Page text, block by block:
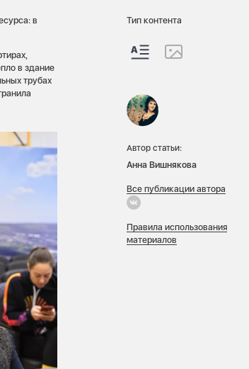
в
в здание
трубах
Тип контента
Автор статьи:
Анна Вишнякова
Все публикации автора
Правила использования
материалов